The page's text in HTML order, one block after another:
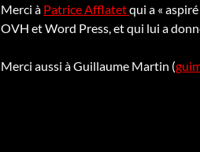
Merci à Patrice Afflatetqui a «
OVH et Word Press, et qui lui a
Merci aussi à Guillaume Martin (